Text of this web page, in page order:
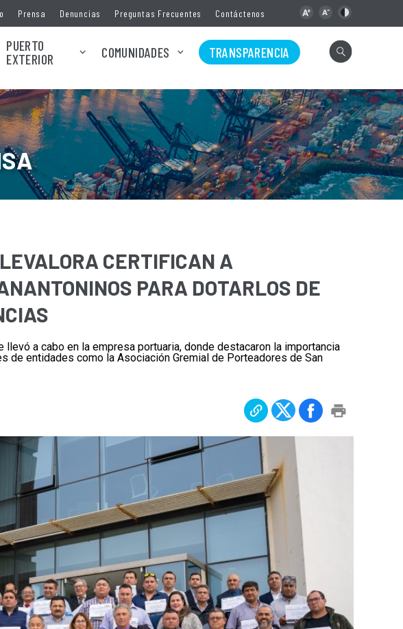
Prensa Denuncias Preguntas Frecuentes Contáctenos
PUERTO
EXTERIOR
COMUNIDADES TRANSPARENCIA
CERTIFICAN A
PARA DOTARLOS DE
a cabo en la empresa portuaria, donde destacaron la importancia
de entidades como la Asociación Gremial de Porteadores de San